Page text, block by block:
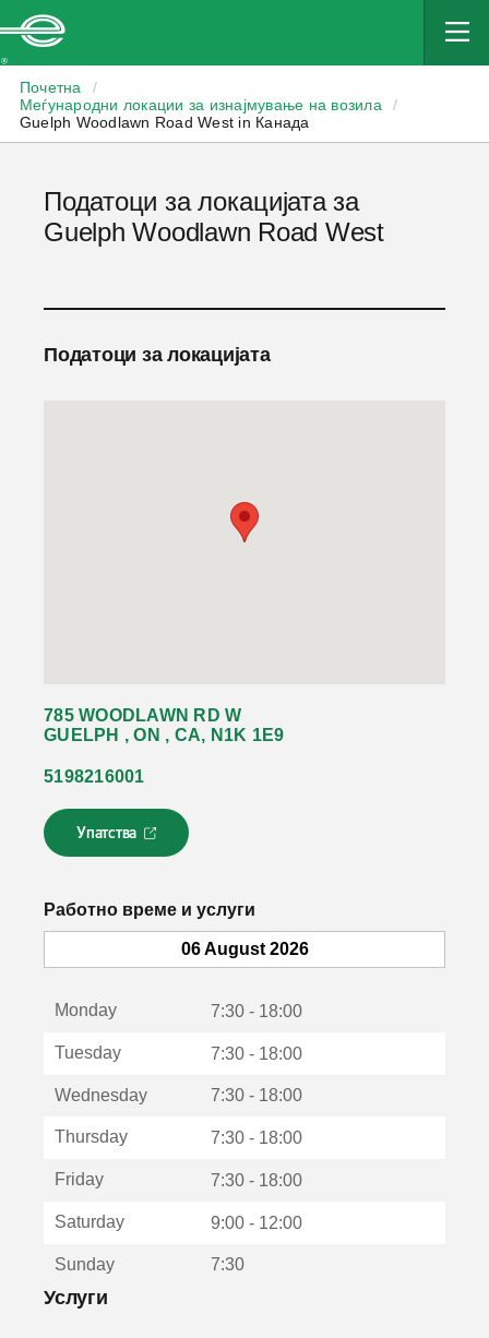
Почетна
/
Меѓународни локации за изнајмување на возила
/
Guelph Woodlawn Road West in Канада
Податоци за локацијата за
Guelph Woodlawn Road West
Податоци за локацијата
785 WOODLAWN RD W
GUELPH , ON , CA, N1K 1E9
5198216001
Упатства
Л
и
к
с
Работно време и услуги
06 August 2026
Monday 7:30 - 18:00
Tuesday 7:30 - 18:00
Wednesday 7:30 - 18:00
Thursday 7:30 - 18:00
Friday 7:30 - 18:00
Saturday 9:00 - 12:00
Sunday 7:30
Услуги